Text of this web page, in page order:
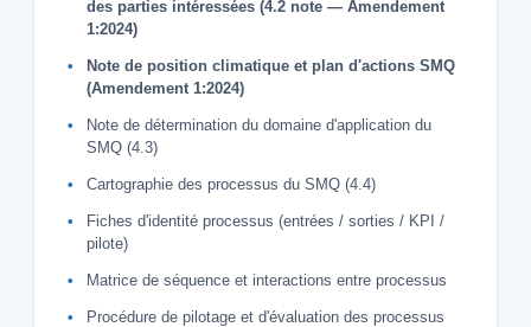
des parties intéressées (4.2 note — Amendement
1:2024)
Note de position climatique et plan d'actions SMQ
(Amendement 1:2024)
Note de détermination du domaine d'application du
SMQ (4.3)
Cartographie des processus du SMQ (4.4)
Fiches d'identité processus (entrées / sorties / KPI /
pilote)
Matrice de séquence et interactions entre processus
Procédure de pilotage et d'évaluation des processus